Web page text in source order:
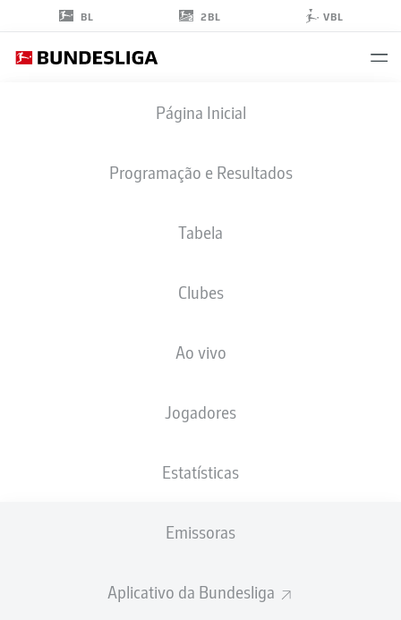
BL 2BL VBL
Página Inicial
Programação e Resultados
Tabela
Clubes
Ao vivo
Jogadores
Estatísticas
Emissoras
Aplicativo da Bundesliga